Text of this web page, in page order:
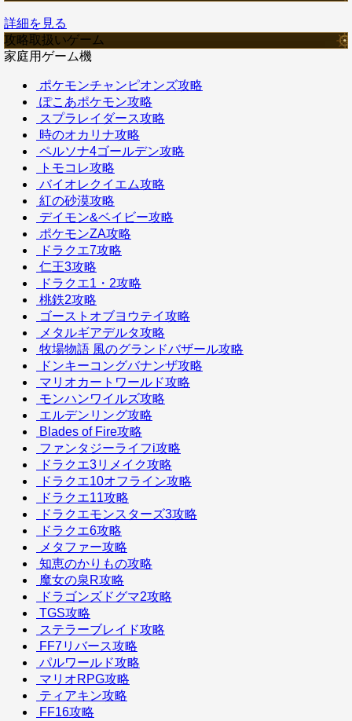
詳細を見る
攻略取扱いゲーム
家庭用ゲーム機
ポケモンチャンピオンズ攻略
ぽこあポケモン攻略
スプラレイダース攻略
時のオカリナ攻略
ペルソナ4ゴールデン攻略
トモコレ攻略
バイオレクイエム攻略
紅の砂漠攻略
デイモン&ベイビー攻略
ポケモンZA攻略
ドラクエ7攻略
仁王3攻略
ドラクエ1・2攻略
桃鉄2攻略
ゴーストオブヨウテイ攻略
メタルギアデルタ攻略
牧場物語 風のグランドバザール攻略
ドンキーコングバナンザ攻略
マリオカートワールド攻略
モンハンワイルズ攻略
エルデンリング攻略
Blades of Fire攻略
ファンタジーライフi攻略
ドラクエ3リメイク攻略
ドラクエ10オフライン攻略
ドラクエ11攻略
ドラクエモンスターズ3攻略
ドラクエ6攻略
メタファー攻略
知恵のかりもの攻略
魔女の泉R攻略
ドラゴンズドグマ2攻略
TGS攻略
ステラーブレイド攻略
FF7リバース攻略
パルワールド攻略
マリオRPG攻略
ティアキン攻略
FF16攻略